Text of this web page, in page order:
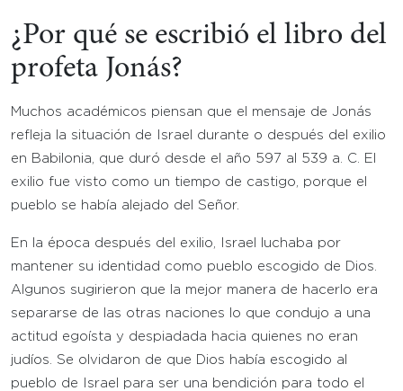
¿Por qué se escribió el libro del
profeta Jonás?
Muchos académicos piensan que el mensaje de Jonás
refleja la situación de Israel durante o después del exilio
en Babilonia, que duró desde el año 597 al 539 a. C. El
exilio fue visto como un tiempo de castigo, porque el
pueblo se había alejado del Señor.
En la época después del exilio, Israel luchaba por
mantener su identidad como pueblo escogido de Dios.
Algunos sugirieron que la mejor manera de hacerlo era
separarse de las otras naciones lo que condujo a una
actitud egoísta y despiadada hacia quienes no eran
judíos. Se olvidaron de que Dios había escogido al
pueblo de Israel para ser una bendición para todo el